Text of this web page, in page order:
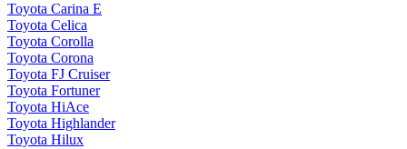
Toyota Carina E
Toyota Celica
Toyota Corolla
Toyota Corona
Toyota FJ Cruiser
Toyota Fortuner
Toyota HiAce
Toyota Highlander
Toyota Hilux